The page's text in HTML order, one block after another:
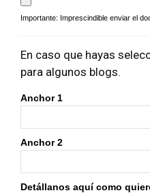
Importante: Imprescindible enviar el
En caso que hayas
para algunos blogs.
Anchor 1
Anchor 2
Detállanos aquí como